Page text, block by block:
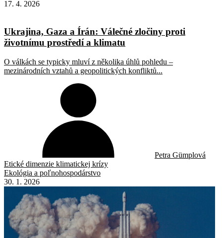
17. 4. 2026
Ukrajina, Gaza a Írán: Válečné zločiny proti
životnímu prostředí a klimatu
O válkách se typicky mluví z několika úhlů pohledu –
mezinárodních vztahů a geopolitických konfliktů...
Petra Gümplová
Etické dimenzie klimatickej krízy
Ekológia a poľnohospodárstvo
30. 1. 2026